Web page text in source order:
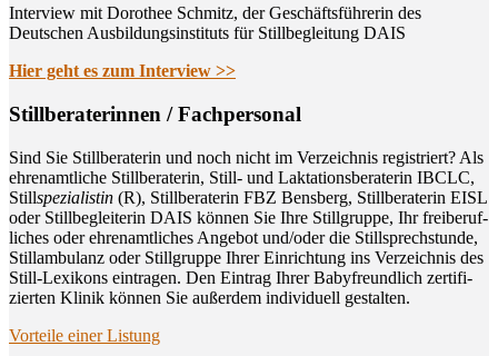
Interview mit Dorothee Schmitz, der Geschäftsführerin des
Deutschen Ausbildungsinstituts für Stillbegleitung DAIS
Hier geht es zum Interview >>
Still­be­ra­te­rin­nen / Fachpersonal
Sind Sie Still­be­ra­te­rin und noch nicht im Ver­zeich­nis regis­triert? Als
ehren­amt­li­che Still­be­ra­te­rin, Still- und Lak­ta­ti­ons­be­ra­te­rin IBCLC,
Stillspe­zia­lis­tin (R), Still­be­ra­te­rin FBZ Bens­berg, Still­be­ra­te­rin EISL
oder Still­be­glei­te­rin DAIS kön­nen Sie Ihre Still­grup­pe, Ihr frei­be­ruf­
li­ches oder ehren­amt­li­ches Ange­bot und/oder die Still­sprech­stun­de,
Still­am­bu­lanz oder Still­grup­pe Ihrer Ein­rich­tung ins Ver­zeich­nis des
Still-Lexi­kons ein­tra­gen. Den Ein­trag Ihrer Baby­freund­lich zer­ti­fi­
zier­ten Kli­nik kön­nen Sie außer­dem indi­vi­du­ell gestalten.
Vor­tei­le einer Listung